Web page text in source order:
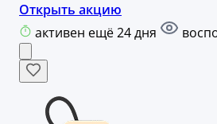
Открыть акцию
активен ещё 24 дня